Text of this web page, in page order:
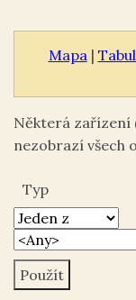
Mapa |
Některá zařízení
nezobrazí všech
Typ